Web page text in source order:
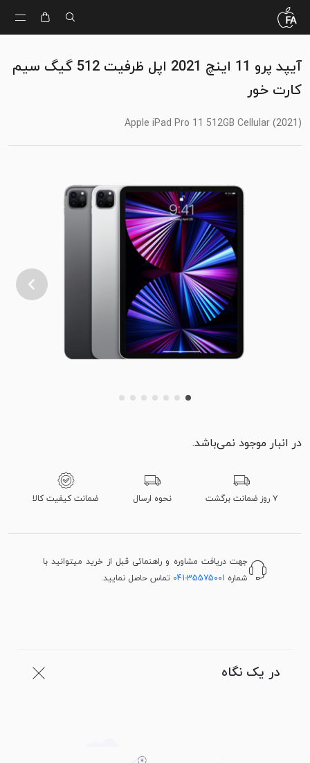
آیپد پرو 11 اینچ 2021 اپل ظرفیت 512 گیگ سیم
کارت خور
Apple iPad Pro 11 512GB Cellular (2021)
در انبار موجود نمی‌باشد.
۷ روز ضمانت برگشت نحوه ارسال ضمانت کیفیت کالا
جهت دریافت مشاوره و راهنمائی قبل از خرید میتوانید با
شماره 041-35575001 تماس حاصل نمایید.
در یک نگاه